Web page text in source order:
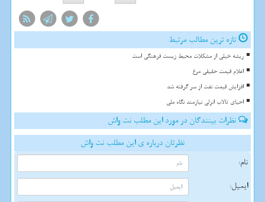
تازه ترین مطالب مرتبط
ریشه خیلی از مشکلات محیط زیست فرهنگی است
اعلام قیمت حقیقی مرغ
افزایش قیمت نفت از سر گرفته شد
احیای تالاب انزلی نیازمند نگاه ملی
نظرات بینندگان در مورد این مطلب نت واش
نظرتان درباره ی این مطلب نت واش
نام:
ایمیل: